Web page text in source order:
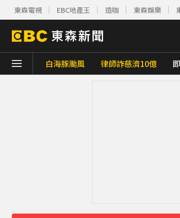
東森電視 EBC地產王 造咖 東森娛樂
白海豚颱風 律師詐慈濟10億